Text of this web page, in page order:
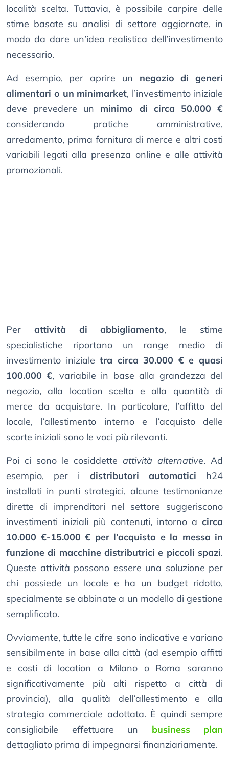
località scelta. Tuttavia, è possibile carpire delle
stime basate su analisi di settore aggiornate, in
modo da dare un’idea realistica dell’investimento
necessario.
Ad esempio, per aprire un negozio di generi
alimentari o un minimarket, l’investimento iniziale
deve prevedere un minimo di circa 50.000 €
considerando pratiche amministrative,
arredamento, prima fornitura di merce e altri costi
variabili legati alla presenza online e alle attività
promozionali.
Per attività di abbigliamento, le stime
specialistiche riportano un range medio di
investimento inizialetra circa 30.000 € e quasi
100.000 €, variabile in base alla grandezza del
negozio, alla location scelta e alla quantità di
merce da acquistare. In particolare, l’affitto del
locale, l’allestimento interno e l’acquisto delle
scorte iniziali sono le voci più rilevanti.
Poi ci sono le cosiddetteattività alternative. Ad
esempio, per i distributori automatici h24
installati in punti strategici, alcune testimonianze
dirette di imprenditori nel settore suggeriscono
investimenti iniziali più contenuti, intorno a circa
10.000 €-15.000 € per l’acquisto e la messa in
funzione di macchine distributrici e piccoli spazi.
Queste attività possono essere una soluzione per
chi possiede un locale e ha un budget ridotto,
specialmente se abbinate a un modello di gestione
semplificato.
Ovviamente, tutte le cifre sono indicative e variano
sensibilmente in base alla città (ad esempio affitti
e costi di location a Milano o Roma saranno
significativamente più alti rispetto a città di
provincia), alla qualità dell’allestimento e alla
strategia commerciale adottata. È quindi sempre
consigliabile effettuare un business plan
dettagliato prima di impegnarsi finanziariamente.